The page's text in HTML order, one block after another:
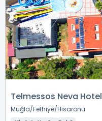
Telmessos Neva Hotel
Muğla Fethiye Hisarönü